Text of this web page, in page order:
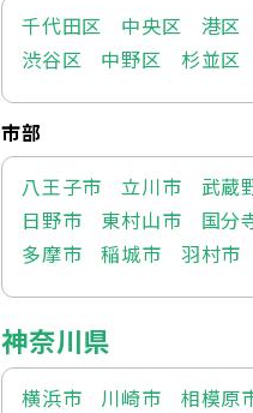
千代田区
中央区 港区
渋谷区
中野区 杉並区
市部
八王子市
立川市 武蔵
日野市
東村山市 国分
多摩市
稲城市 羽村市
神奈川県
横浜市 川崎市 相模原